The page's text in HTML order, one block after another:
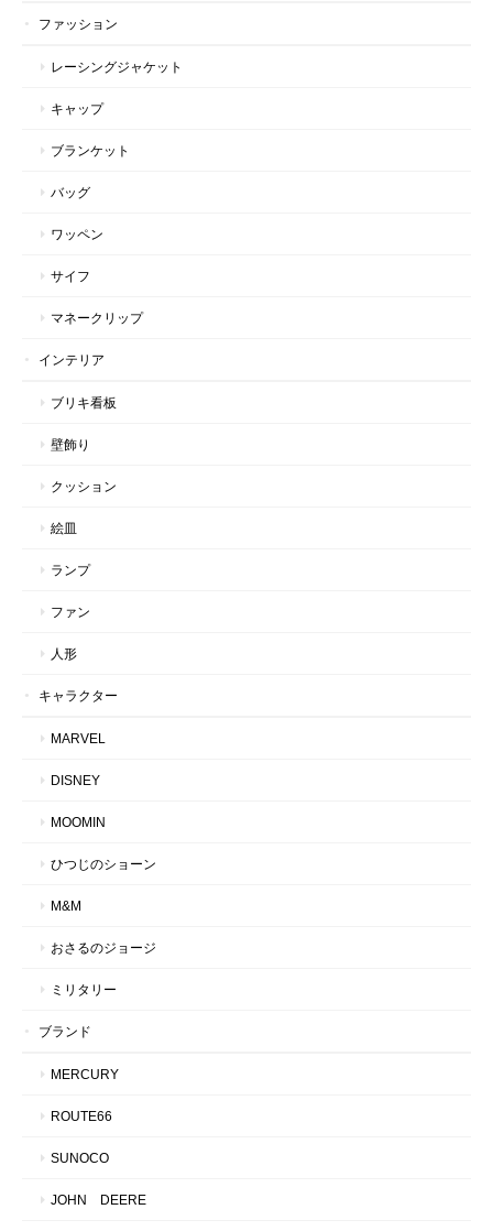
ファッション
レーシングジャケット
キャップ
ブランケット
バッグ
ワッペン
サイフ
マネークリップ
インテリア
ブリキ看板
壁飾り
クッション
絵皿
ランプ
ファン
人形
キャラクター
MARVEL
DISNEY
MOOMIN
ひつじのショーン
M&M
おさるのジョージ
ミリタリー
ブランド
MERCURY
ROUTE66
SUNOCO
JOHN DEERE